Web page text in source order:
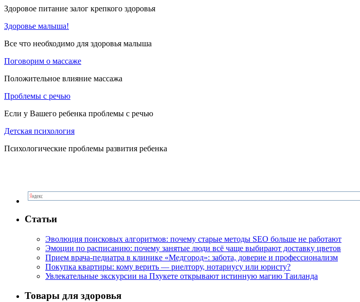
Здоровое питание залог крепкого здоровья
Здоровье малыша!
Все что необходимо для здоровья малыша
Поговорим о массаже
Положительное влияние массажа
Проблемы с речью
Если у Вашего ребенка проблемы с речью
Детская психология
Психологические проблемы развития ребенка
Статьи
Эволюция поисковых алгоритмов: почему старые методы SEO больше не работают
Эмоции по расписанию: почему занятые люди всё чаще выбирают доставку цветов
Прием врача-педиатра в клинике «Медгород»: забота, доверие и профессионализм
Покупка квартиры: кому верить — риелтору, нотариусу или юристу?
Увлекательные экскурсии на Пхукете открывают истинную магию Таиланда
Товары для здоровья